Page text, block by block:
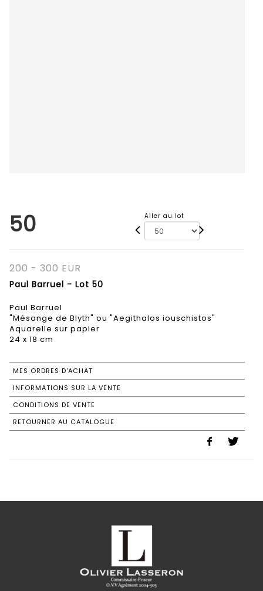
50 Aller au lot
200 - 300 EUR
Paul Barruel - Lot 50
Paul Barruel
"Mésange de Blyth" ou "Aegithalos iouschistos"
Aquarelle sur papier
24 x 18 cm
MES ORDRES D'ACHAT
INFORMATIONS SUR LA VENTE
CONDITIONS DE VENTE
RETOURNER AU CATALOGUE